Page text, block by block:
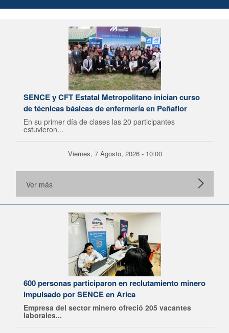
SENCE y CFT Estatal Metropolitano inician curso
de técnicas básicas de enfermería en Peñaflor
En su primer día de clases las 20 participantes
estuvieron...
Viernes, 7 Agosto, 2026 - 10:00
Ver más
600 personas participaron en reclutamiento minero
impulsado por SENCE en Arica
Empresa del sector minero ofreció 205 vacantes
laborales...